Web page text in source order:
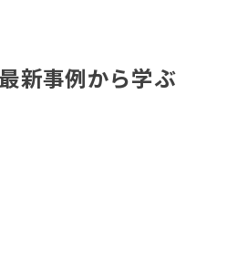
新事例から学ぶ